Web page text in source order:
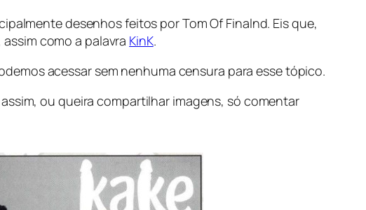
desenhos feitos por Tom Of Finalnd. Eis que,
como a palavra KinK.
acessar sem nenhuma censura para esse tópico.
ou queira compartilhar imagens, só comentar